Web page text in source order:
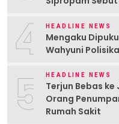
4 HEADLINE NEWS
Mengaku
Wahyuni
5 HEADLINE NEWS
Terjun Bebas
Orang
Rumah Sakit